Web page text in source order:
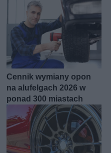
Cennik wymiany opon
na alufelgach 2026 w
ponad 300 miastach